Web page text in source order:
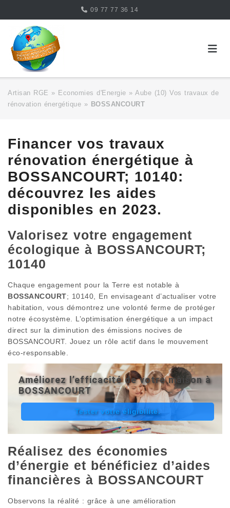
content
09 77 77 36 14
Artisan RGE » Economies d'Energie » Aube (10) Vos travaux de
rénovation énergétique » BOSSANCOURT
Financer vos travaux
rénovation énergétique à
BOSSANCOURT; 10140:
découvrez les aides
disponibles en 2023.
Valorisez votre engagement
écologique à BOSSANCOURT;
10140
Chaque engagement pour la Terre est notable à
BOSSANCOURT; 10140, En envisageant d’actualiser votre
habitation, vous démontrez une volonté ferme de protéger
notre écosystème. L’optimisation énergétique a un impact
direct sur la diminution des émissions nocives de
BOSSANCOURT. Jouez un rôle actif dans le mouvement
éco-responsable.
Améliorez l’efficacité de votre maison à
BOSSANCOURT
Tester votre éligibilité.
Réalisez des économies
d’énergie et bénéficiez d’aides
financières à BOSSANCOURT
Observons la réalité : grâce à une amélioration